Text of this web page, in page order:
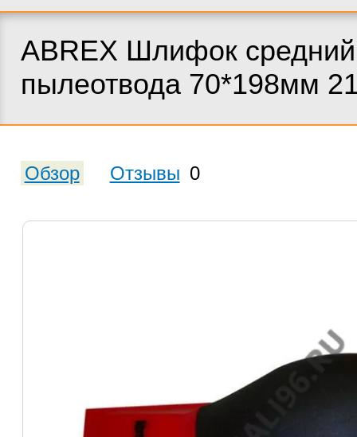
ABREX Шлифок
пылеотвода 70*198мм
Обзор Отзывы 0